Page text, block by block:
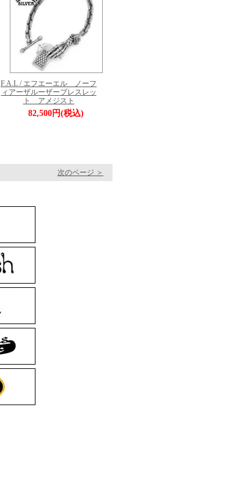
F.A.L / エフエーエル ノーフ
ィアーザルーザーブレスレッ
ト アメジスト
82,500円(税込)
次のページ ＞